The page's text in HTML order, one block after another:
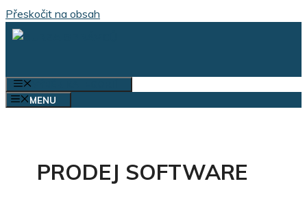
Přeskočit na obsah
MENU
PRODEJ SOFTWARE